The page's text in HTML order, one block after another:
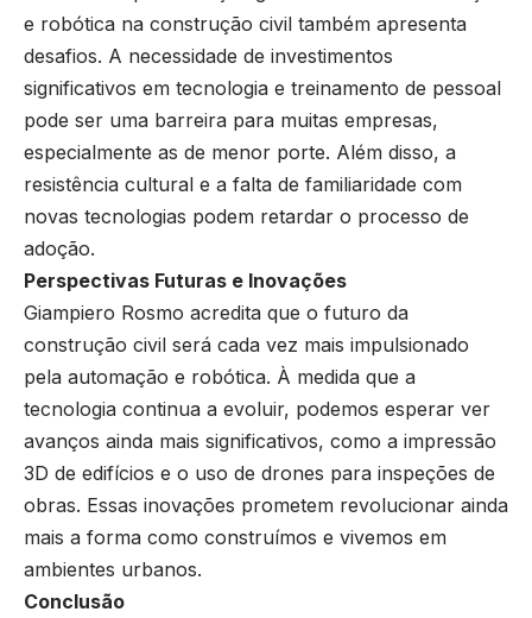
e robótica na construção civil também apresenta
desafios. A necessidade de investimentos
significativos em tecnologia e treinamento de pessoal
pode ser uma barreira para muitas empresas,
especialmente as de menor porte. Além disso, a
resistência cultural e a falta de familiaridade com
novas tecnologias podem retardar o processo de
adoção.
Perspectivas Futuras e Inovações
Giampiero Rosmo acredita que o futuro da
construção civil será cada vez mais impulsionado
pela automação e robótica. À medida que a
tecnologia continua a evoluir, podemos esperar ver
avanços ainda mais significativos, como a impressão
3D de edifícios e o uso de drones para inspeções de
obras. Essas inovações prometem revolucionar ainda
mais a forma como construímos e vivemos em
ambientes urbanos.
Conclusão